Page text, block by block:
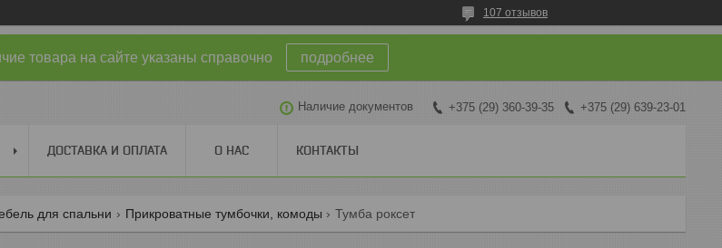
107 отзывов
товара на сайте указаны справочно подробнее
Наличие документов +375 (29) 360-39-35 +375 (29) 639-23-01
ДОСТАВКА И ОПЛАТА О НАС КОНТАКТЫ
для спальни Прикроватные тумбочки, комоды Тумба роксет